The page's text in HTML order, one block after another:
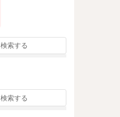
検索する
検索する